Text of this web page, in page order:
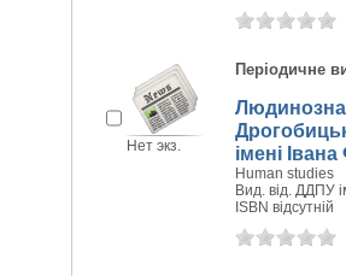
Нет экз.
Періодичне
імені
Human studies
Вид. від. ДДПУ
ISBN відсутній